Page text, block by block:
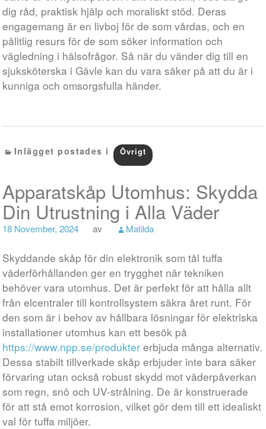
dig råd, praktisk hjälp och moraliskt stöd. Deras
engagemang är en livboj för de som vårdas, och en
pålitlig resurs för de som söker information och
vägledning i hälsofrågor. Så när du vänder dig till en
sjuksköterska i Gävle kan du vara säker på att du är i
kunniga och omsorgsfulla händer.
Inlägget postades i Övrigt
Apparatskåp Utomhus: Skydda
Din Utrustning i Alla Väder
18 November, 2024 av Matilda
Skyddande skåp för din elektronik som tål tuffa
väderförhållanden ger en trygghet när tekniken
behöver vara utomhus. Det är perfekt för att hålla allt
från elcentraler till kontrollsystem säkra året runt. För
den som är i behov av hållbara lösningar för elektriska
installationer utomhus kan ett besök på
https://www.npp.se/produkter erbjuda många alternativ.
Dessa stabilt tillverkade skåp erbjuder inte bara säker
förvaring utan också robust skydd mot väderpåverkan
som regn, snö och UV-strålning. De är konstruerade
för att stå emot korrosion, vilket gör dem till ett idealiskt
val för tuffa miljöer.